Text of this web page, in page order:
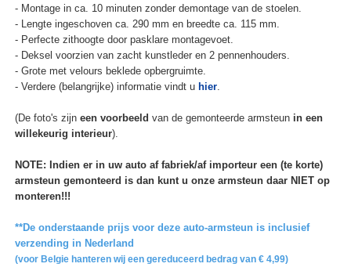
- Montage in ca. 10 minuten zonder demontage van de stoelen.
- Lengte ingeschoven ca. 290 mm en breedte ca. 115 mm.
- Perfecte zithoogte door pasklare montagevoet.
- Deksel voorzien van zacht kunstleder en 2 pennenhouders.
- Grote met velours beklede opbergruimte.
- Verdere (belangrijke) informatie vindt u hier.
(De foto's zijn een voorbeeld van de gemonteerde armsteun in een
willekeurig interieur).
NOTE: Indien er in uw auto af fabriek/af importeur een (te korte)
armsteun gemonteerd is dan kunt u onze armsteun daar NIET op
monteren!!!
**De onderstaande prijs voor deze auto-armsteun is inclusief
verzending in Nederland
(voor Belgie hanteren wij een gereduceerd bedrag van € 4,99)